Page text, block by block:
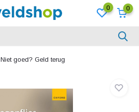
0 0
Niet goed? Geld terug